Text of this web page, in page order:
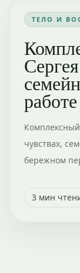
ТЕЛО И
работе
Комплексный
чувствах,
бережном
3 мин